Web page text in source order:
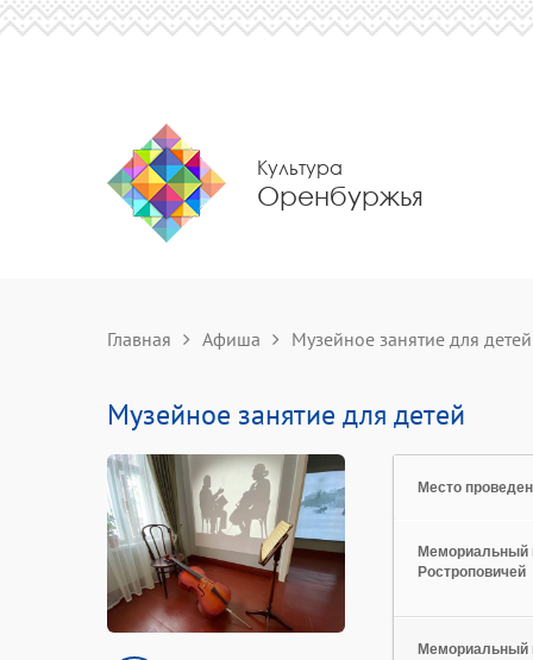
Культура
Оренбуржья
Главная Афиша Музейное занятие для детей
Музейное занятие для детей
Место
Мемориальный
Ростроповичей
Мемориальный